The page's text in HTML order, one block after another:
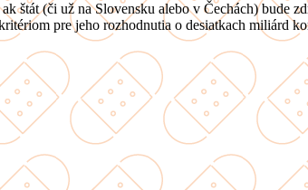
štát (či už na Slovensku alebo v Čechách)
pre jeho rozhodnutia o desiatkach miliárd